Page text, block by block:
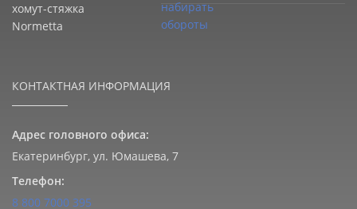
хомут-стяжка
Normetta
КОНТАКТНАЯ ИНФОРМАЦИЯ
Адрес головного офиса:
Екатеринбург, ул. Юмашева, 7
Телефон:
8 800 7000 395